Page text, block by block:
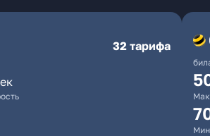
32 тарифа